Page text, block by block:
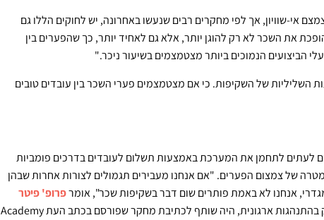
אי-שוויון, אך לפי מחקרים רבים שנעשו באחרונה, יש לחוקים הללו גם
את השכר לא רק להוגן יותר, אלא גם לאחיד יותר, כך שהפערים בין
הביצועים הנמוכים ביותר מצטמצמים בשיעור ניכר."
של השקיפות. כי אם מצטמצמים פערי השכר בין עובדים טובים
לעתים לתחמן את המערכת באמצעות תשלום לעובדים בדרכים פומביות
של צמצום הפערים. "אם אנחנו מעבירים תגמולים לצורות אחרות שבהן
מגדרי, אנחנו לא באמת פותרים שום דבר בשקיפות שכר", אומרפרופ' פיטר
מאוניברסיטת תל אביב. במברגר, שעוסק בהתנהגות ארגונית, היה שותף לכתיבת מחקר שפורסם בכתב העת Academy